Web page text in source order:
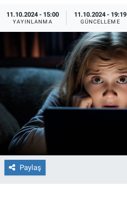
11.10.2024 - 15:00
YAYINLANMA
11.10.2024 - 19:19
GÜNCELLEME
Paylaş
Forum
Gerçeğin İzinde
Gün Başlıyor
Gün Bitiyor
Gün Ortası
Günün görüntüsü